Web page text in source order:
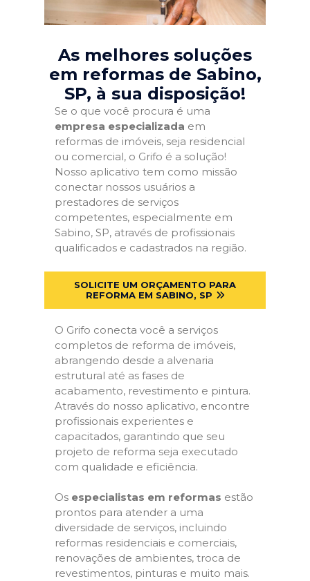
As melhores soluções
em reformas de Sabino,
SP, à sua disposição!
Se o que você procura é uma
empresa especializada em
reformas de imóveis, seja residencial
ou comercial, o Grifo é a solução!
Nosso aplicativo tem como missão
conectar nossos usuários a
prestadores de serviços
competentes, especialmente em
Sabino, SP, através de profissionais
qualificados e cadastrados na região.
SOLICITE UM ORÇAMENTO PARA
REFORMA EM SABINO, SP
O Grifo conecta você a serviços
completos de reforma de imóveis,
abrangendo desde a alvenaria
estrutural até as fases de
acabamento, revestimento e pintura.
Através do nosso aplicativo, encontre
profissionais experientes e
capacitados, garantindo que seu
projeto de reforma seja executado
com qualidade e eficiência.
Os especialistas em reformas estão
prontos para atender a uma
diversidade de serviços, incluindo
reformas residenciais e comerciais,
renovações de ambientes, troca de
revestimentos, pinturas e muito mais.